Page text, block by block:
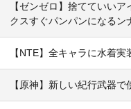
【ゼンゼロ】捨てていい
クスすぐパンパンになるン
【NTE】全キャラに水着実
【原神】新しい紀行武器